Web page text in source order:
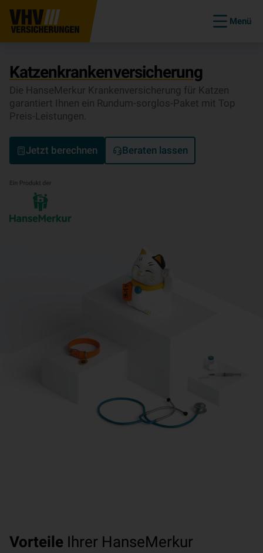
Menü
Katzenkrankenversicherung
Die HanseMerkur Krankenversicherung für Katzen
garantiert Ihnen ein Rundum-sorglos-Paket mit Top
Preis-Leistungen.
Jetzt berechnen Beraten lassen
Vorteile Ihrer HanseMerkur